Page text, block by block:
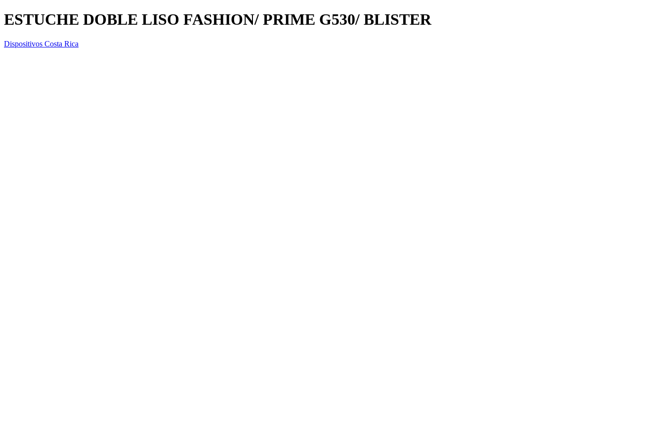
ESTUCHE DOBLE LISO FASHION/ PRIME G530/ BLISTER
Dispositivos Costa Rica